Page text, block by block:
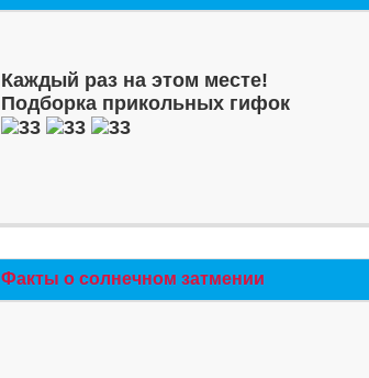
Каждый раз на этом месте!
Подборка прикольных гифок
Факты о солнечном затмении